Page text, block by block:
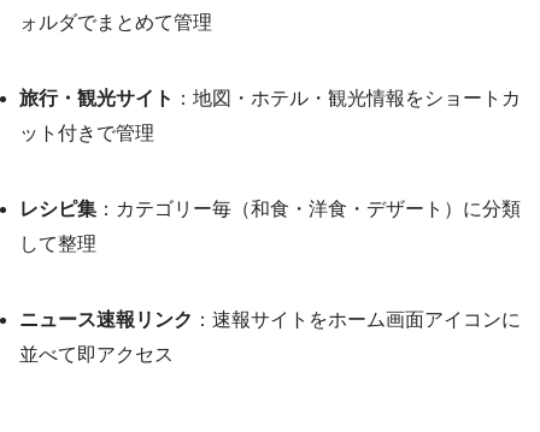
ォルダでまとめて管理
旅行・観光サイト ：地図・ホテル・観光情報をショートカ
ット付きで管理
レシピ集 ：カテゴリー毎（和食・洋食・デザート）に分類
して整理
ニュース速報リンク ：速報サイトをホーム画面アイコンに
並べて即アクセス